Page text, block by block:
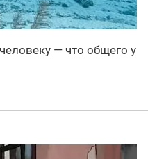
— что общего у